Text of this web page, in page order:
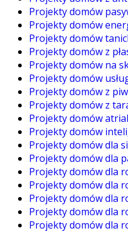
Projekty domów
Projekty domów
Projekty domów
Projekty domów z
Projekty domów na
Projekty domów
Projekty domów z
Projekty domów z
Projekty domów
Projekty domów
Projekty domów dla
Projekty domów dla
Projekty domów dla
Projekty domów dla
Projekty domów dla
Projekty domów dla
Projekty domów dla